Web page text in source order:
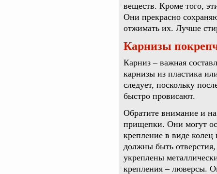
веществ. Кроме того,
Они прекрасно
отжимать их. Лучше
Карнизы
Карниз – важная
карнизы из пластика
следует, поскольку
быстро провисают.
Обратите внимание и
прищепки. Они могут
крепление в виде
должны быть
укреплены
крепления – люверсы.